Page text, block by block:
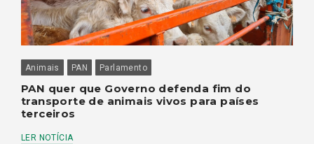
Animais PAN Parlamento
PAN quer que Governo defenda fim do
transporte de animais vivos para países
terceiros
LER NOTÍCIA